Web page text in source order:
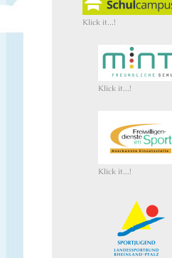
Klick it...!
Klick it...!
Klick it...!